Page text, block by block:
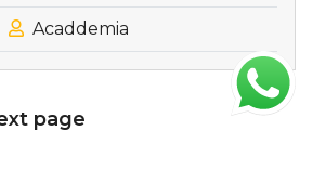
Acaddemia
page